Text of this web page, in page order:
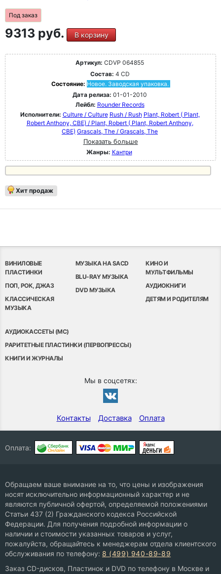
Под заказ
9313 руб. В корзину
Артикул: CDVP 064855
Состав: 4 CD
Состояние: Новое. Заводская упаковка.
Дата релиза: 01-01-2010
Лейбл: Rounder Records
Исполнители: Culture / Culture Rush / Rush Plant, Robert ( Plant,
Robert Anthony, CBE) / Plant, Robert ( Plant, Robert Anthony,
CBE) Grascals, The / Grascals, The
Показать больше
Жанры: Кантри
Хит продаж
ВИНИЛОВЫЕ
ПЛАСТИНКИ
ПОП, РОК, ДЖАЗ
КЛАССИЧЕСКАЯ
МУЗЫКА
МУЗЫКА НА SACD
BLU-RAY МУЗЫКА
DVD МУЗЫКА
КИНО И
МУЛЬТФИЛЬМЫ
АУДИОКНИГИ
ДЕТЯМ И РОДИТЕЛЯМ
АУДИОКАССЕТЫ (MC)
РАРИТЕТНЫЕ ПЛАСТИНКИ (ПЕРВОПРЕССЫ)
КНИГИ И ЖУРНАЛЫ
Мы в соцсетях:
Контакты Доставка Оплата
Оплата:
Обращаем ваше внимание на то, что цены и изображения
носят исключительно информационный характер и не
являются публичной офертой, определяемой положениями
Статьи 437 (2) Гражданского кодекса Российской
Федерации. Для получения подробной информации о
наличии и стоимости указанных товаров и услуг,
пожалуйста, обращайтесь к менеджерам отдела клиентского
обслуживания по телефону: 8 (499) 940-89-89
Заказ CD-дисков, Пластинок и DVD по телефону в Москве и